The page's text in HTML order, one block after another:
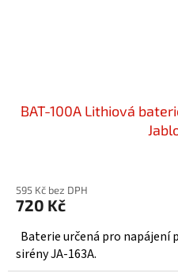
BAT-100A Lithiová
produktu
je
3,8
z
5
595 Kč bez DPH
720 Kč
Baterie určená pro napájení
sirény JA-163A.